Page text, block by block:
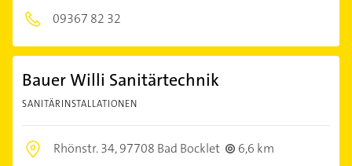
09367 82 32
Bauer Willi Sanitärtechnik
SANITÄRINSTALLATIONEN
Rhönstr. 34,97708 Bad Bocklet
6,6 km